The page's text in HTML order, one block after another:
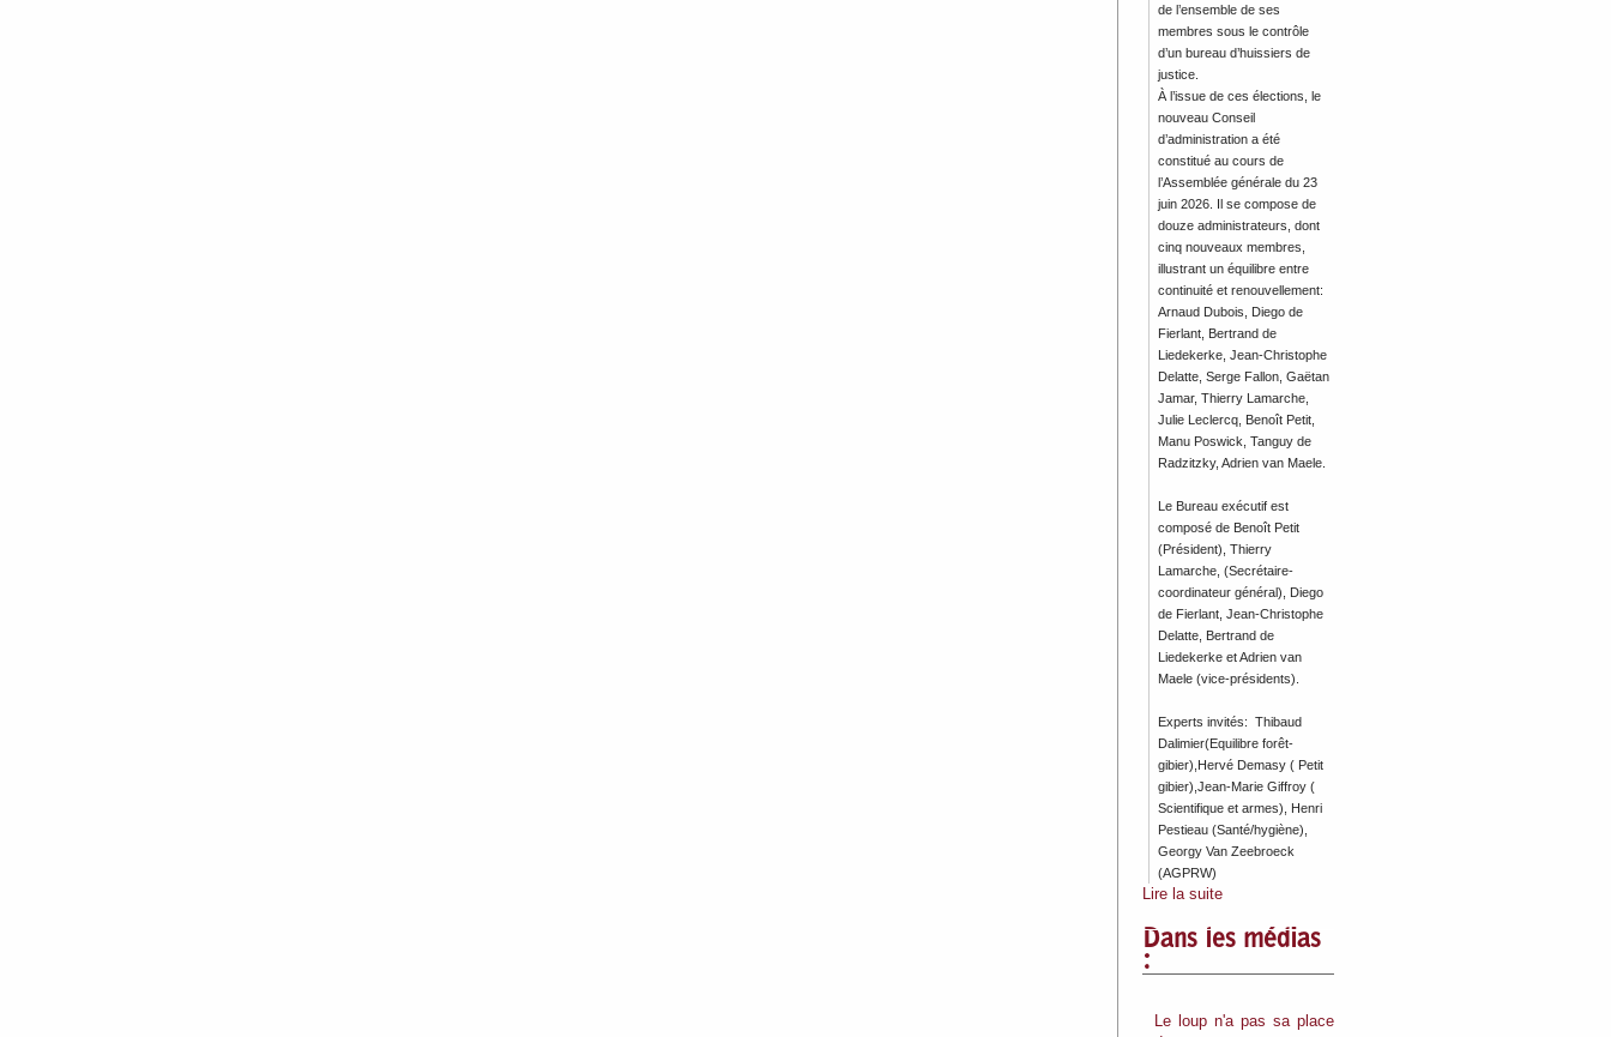
de l’ensemble de ses
membres sous le contrôle
d’un bureau d’huissiers de
justice.
À l’issue de ces élections, le
nouveau Conseil
d’administration a été
constitué au cours de
l’Assemblée générale du 23
juin 2026. Il se compose de
douze administrateurs, dont
cinq nouveaux membres,
illustrant un équilibre entre
continuité et renouvellement:
Arnaud Dubois, Diego de
Fierlant, Bertrand de
Liedekerke, Jean-Christophe
Delatte, Serge Fallon, Gaëtan
Jamar, Thierry Lamarche,
Julie Leclercq, Benoît Petit,
Manu Poswick, Tanguy de
Radzitzky, Adrien van Maele.
Le Bureau exécutif est
composé de Benoît Petit
(Président), Thierry
Lamarche, (Secrétaire-
coordinateur général), Diego
de Fierlant, Jean-Christophe
Delatte, Bertrand de
Liedekerke et Adrien van
Maele (vice-présidents).
Experts invités: Thibaud
Dalimier(Equilibre forêt-
gibier),Hervé Demasy ( Petit
gibier),Jean-Marie Giffroy (
Scientifique et armes), Henri
Pestieau (Santé/hygiène),
Georgy Van Zeebroeck
(AGPRW)
Lire la suite
Dans les médias
:
Le loup n'a pas sa place